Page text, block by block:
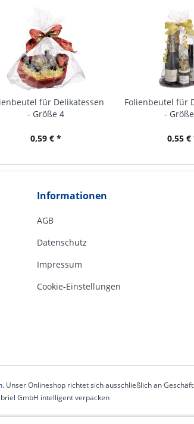
für Delikatessen
- Größe 4
0,59 € *
Folienbeutel für
-
0,55 €
Informationen
AGB
Datenschutz
Impressum
Cookie-Einstellungen
. Unser Onlineshop richtet sich ausschließlich an
GmbH intelligent verpacken